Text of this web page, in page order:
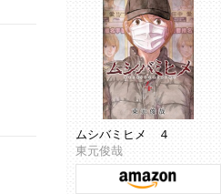
ムシバミヒメ ４
東元俊哉